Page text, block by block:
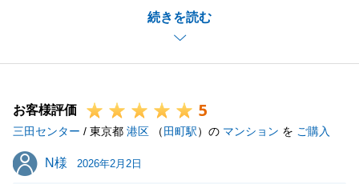
続きを読む
「迅速・丁寧」は私のモットーですので、内見から費
用面のご相談まで、お役に立てたなら光栄です。
税理士様への書類送付も、無事にお手続きに間に合っ
お取引が終わってからも、こうして頼りにしていただ
けることが、営業として一番の喜びです。
今後も住まいのパートナーとして全力でサポートいた
しますので、何かあればいつでもお気軽にご連絡くだ
お客様評価 5
三田センター / 東京都 港区 （ 田町駅）の マンション を ご購入
N様
N様 2026年2月2日